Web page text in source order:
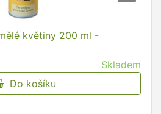
květiny 200 ml -
Skladem
Do košíku